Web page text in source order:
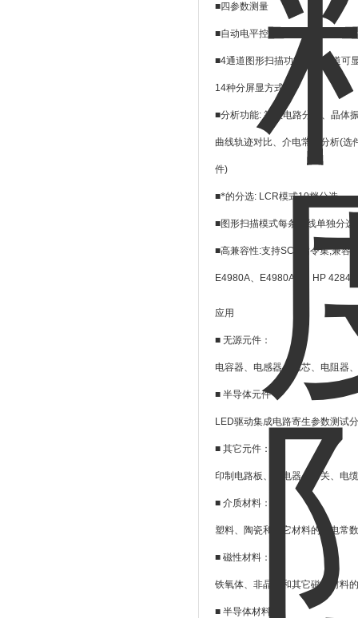
■四参数测量
■自动电平控制
■4通道图形扫描功能，每通道可
14种分屏显方式
■分析功能:等效电路分析、晶体
曲线轨迹对比、介电常数分析(选
件)
■*的分选: LCR模式10档分选
■图形扫描模式每条曲线单独分
■高兼容性:支持SCP 指令集,兼容
E4980A、 E4980AL HP 42848
应用
■ 无源元件：
电容器、电感器、磁芯、电阻器
■ 半导体元件：
LED驱动集成电路寄生参数测试
■ 其它元件：
印制电路板、继电器、开关、电
■ 介质材料：
塑料、陶瓷和其它材料的介电常
■ 磁性材料：
铁氧体、非晶体和其它磁性材料
■ 半导体材料：